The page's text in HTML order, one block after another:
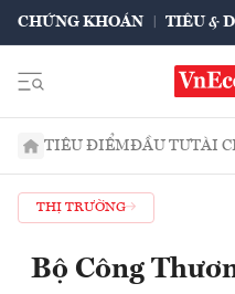
CHỨNG KHOÁN TIÊU &
TIÊU ĐIỂMĐẦU TƯTÀI
THỊ TRƯỜNG
Bộ Công